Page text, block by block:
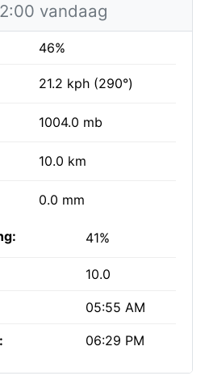
vandaag
46%
21.2 kph (290°)
1004.0 mb
10.0 km
0.0 mm
41%
10.0
05:55 AM
06:29 PM